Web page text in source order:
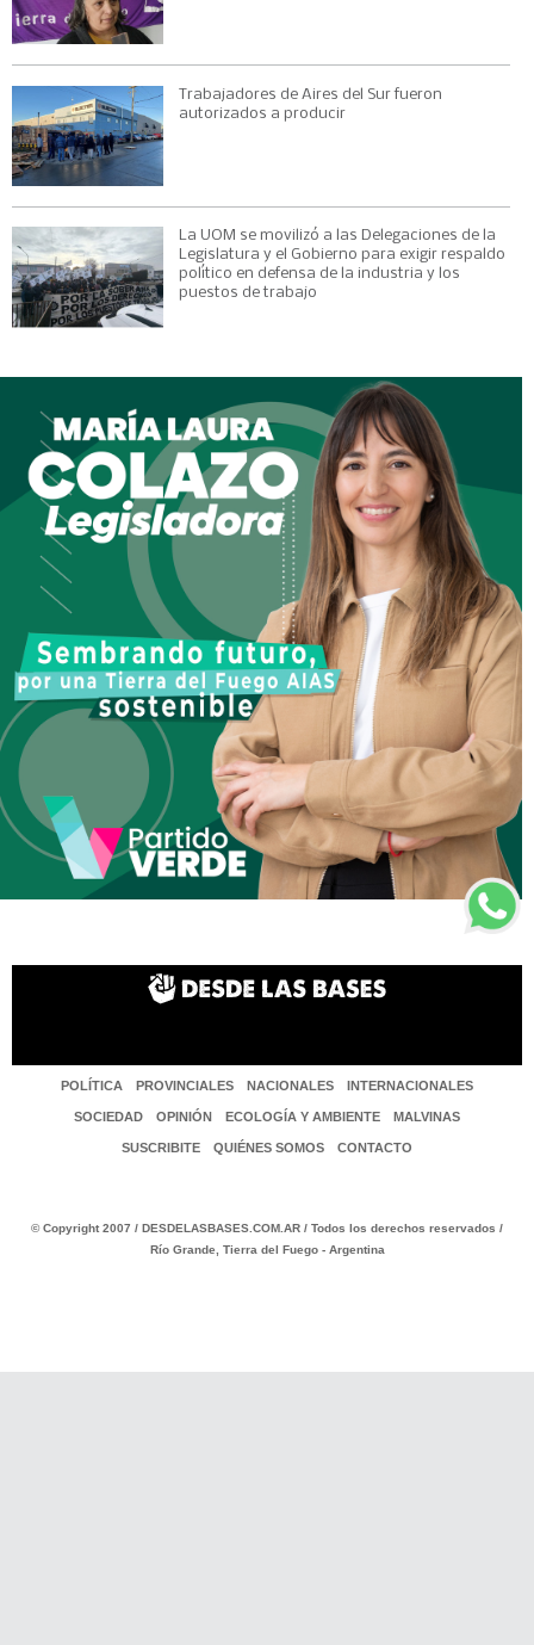
Trabajadores de Aires del Sur fueron
autorizados a producir
La UOM se movilizó a las Delegaciones de la
Legislatura y el Gobierno para exigir respaldo
político en defensa de la industria y los
puestos de trabajo
POLÍTICA PROVINCIALES NACIONALES INTERNACIONALES
SOCIEDAD OPINIÓN ECOLOGÍA Y AMBIENTE MALVINAS
SUSCRIBITE QUIÉNES SOMOS CONTACTO
© Copyright 2007 / DESDELASBASES.COM.AR / Todos los derechos reservados /
Río Grande, Tierra del Fuego - Argentina